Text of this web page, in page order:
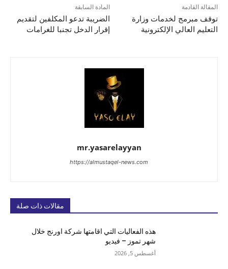
المادة السابقة
الضريبة تدعو المكلفين لتقديم
إقرار الدخل تجنبا للغرامات
المقالة القادمة
توقف مبرمج لخدمات وزارة
التعليم العالي الإلكترونية
mr.yasarelayyan
https://almustaqel-news.com
مقالات ذات صلة
هذه الفعاليات التي اقامتها شركة اورنج خلال
شهر تموز – فيديو
أغسطس 5, 2026